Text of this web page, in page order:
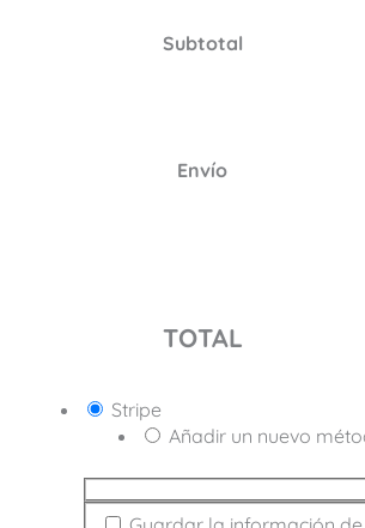
Subtotal
Envío
TOTAL
Stripe
Añadir un nuevo